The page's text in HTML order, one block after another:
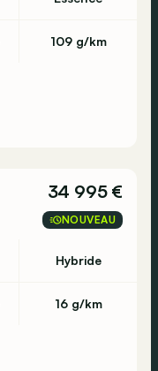
109 g/km
34 995 €
NOUVEAU
Hybride
16 g/km